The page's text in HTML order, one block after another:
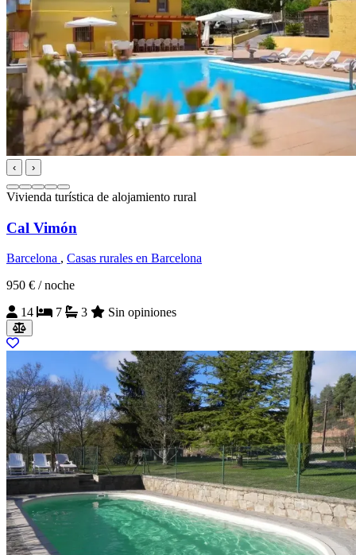
‹ ›
Vivienda turística de alojamiento rural
Cal Vimón
Barcelona , Casas rurales en Barcelona
950 € / noche
14
7 3 Sin opiniones